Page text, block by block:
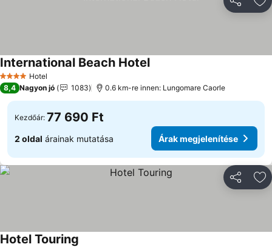
4 KategóriaHotel
International Beach HotelÁrak megjelenítése
8,4 Nagyon jó 1083 0.6 km-re innen: Lungomare Caorle
Kezdőár: 77 690 Ft
2 oldal árainak mutatása Árak megjelenítése
Hotel Touring